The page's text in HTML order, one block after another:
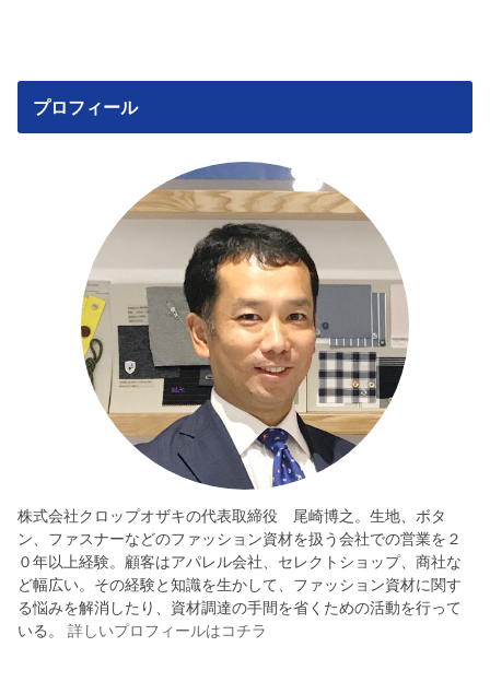
プロフィール
株式会社クロップオザキの代表取締役 尾崎博之。生地、ボタ
ン、ファスナーなどのファッション資材を扱う会社での営業を２
０年以上経験。顧客はアパレル会社、セレクトショップ、商社な
ど幅広い。その経験と知識を生かして、ファッション資材に関す
る悩みを解消したり、資材調達の手間を省くための活動を行って
いる。詳しいプロフィールはコチラ